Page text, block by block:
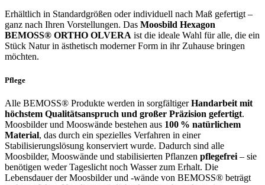
Erhältlich in Standardgrößen oder individuell nach Maß gefertigt –
ganz nach Ihren Vorstellungen. Das Moosbild Hexagon
BEMOSS® ORTHO OLVERA ist die ideale Wahl für alle, die ein
Stück Natur in ästhetisch moderner Form in ihr Zuhause bringen
möchten.
Pflege
Alle BEMOSS® Produkte werden in sorgfältigerHandarbeit mit
höchstem Qualitätsanspruch und großer Präzision gefertigt.
Moosbilder und Mooswände bestehen aus 100 % natürlichem
Material, das durch ein spezielles Verfahren in einer
Stabilisierungslösung konserviert wurde. Dadurch sind alle
Moosbilder, Mooswände und stabilisierten Pflanzen pflegefrei – sie
benötigen weder Tageslicht noch Wasser zum Erhalt. Die
Lebensdauer der Moosbilder und -wände von BEMOSS® beträgt